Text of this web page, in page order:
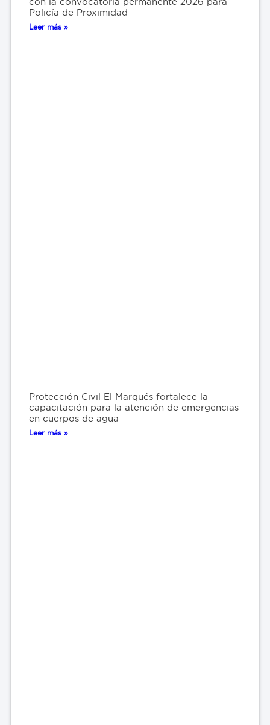
Policía de Proximidad
Leer más »
Protección Civil El Marqués fortalece la
capacitación para la atención de emergencias
en cuerpos de agua
Leer más »